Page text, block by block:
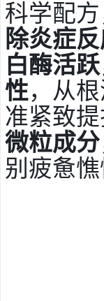
科学配
除炎症
白酶活
性，从
准紧致
微粒成分
别疲惫憔